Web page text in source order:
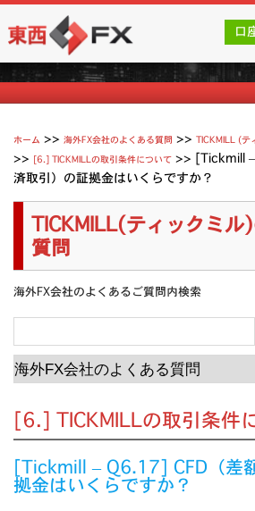
東西FX｜海外FX会社（ブローカー
口
Tickmill (ティックミル)
ホーム >>海外FX会社のよくある質問 >>TICKMILL (テ
>> [6.] TICKMILLの取引条件について >> [Tickmill
済取引）の証拠金はいくらですか？
TICKMILL(ティックミル
質問
海外FX会社のよくあるご質問内検索
[6.] TICKMILLの取引条件
[Tickmill – Q6.17] CFD（差
拠金はいくらですか？